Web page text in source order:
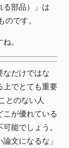
る部品）」は
です。
。
なだけではな
上でとても重要
とのない人
こが優れている
能でしょう。
文になるな」